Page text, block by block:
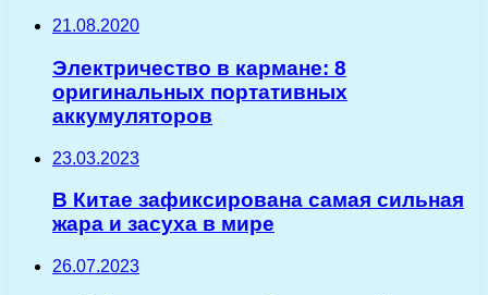
21.08.2020
Электричество в кармане: 8
оригинальных портативных
аккумуляторов
23.03.2023
В Китае зафиксирована самая сильная
жара и засуха в мире
26.07.2023